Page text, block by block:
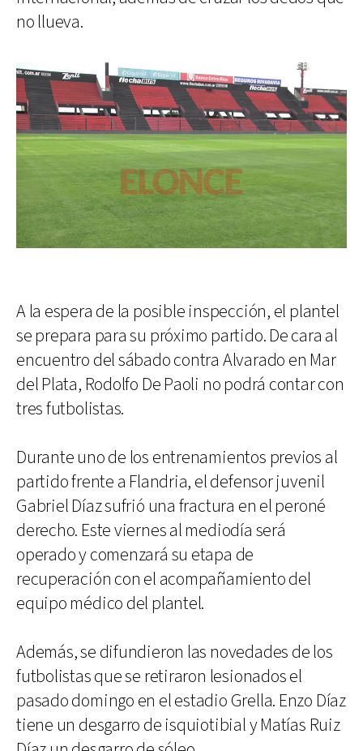
no llueva.
A la espera de la posible inspección, el plantel
se prepara para su próximo partido. De cara al
encuentro del sábado contra Alvarado en Mar
del Plata, Rodolfo De Paoli no podrá contar con
tres futbolistas.
Durante uno de los entrenamientos previos al
partido frente a Flandria, el defensor juvenil
Gabriel Díaz sufrió una fractura en el peroné
derecho. Este viernes al mediodía será
operado y comenzará su etapa de
recuperación con el acompañamiento del
equipo médico del plantel.
Además, se difundieron las novedades de los
futbolistas que se retiraron lesionados el
pasado domingo en el estadio Grella. Enzo Díaz
tiene un desgarro de isquiotibial y Matías Ruiz